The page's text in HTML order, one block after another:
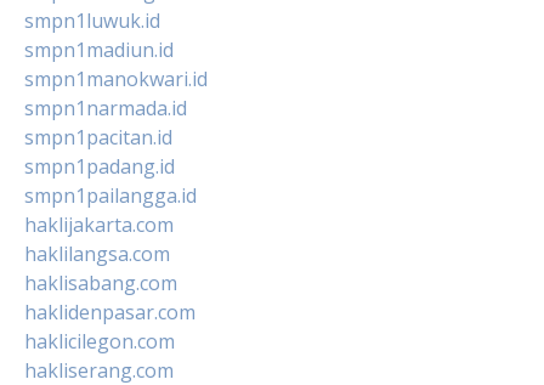
smpn1luwuk.id
smpn1madiun.id
smpn1manokwari.id
smpn1narmada.id
smpn1pacitan.id
smpn1padang.id
smpn1pailangga.id
haklijakarta.com
haklilangsa.com
haklisabang.com
haklidenpasar.com
haklicilegon.com
hakliserang.com